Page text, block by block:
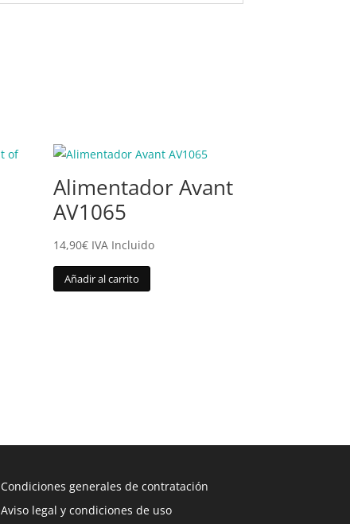
Alimentador Avant
AV1065
14,90€ IVA Incluido
Añadir al carrito
Condiciones generales de contratación
Aviso legal y condiciones de uso